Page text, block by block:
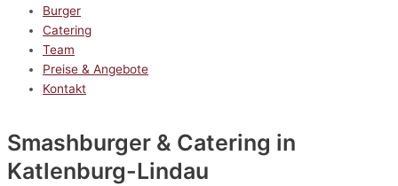
Burger
Catering
Team
Preise & Angebote
Kontakt
Smashburger & Catering in
Katlenburg-Lindau